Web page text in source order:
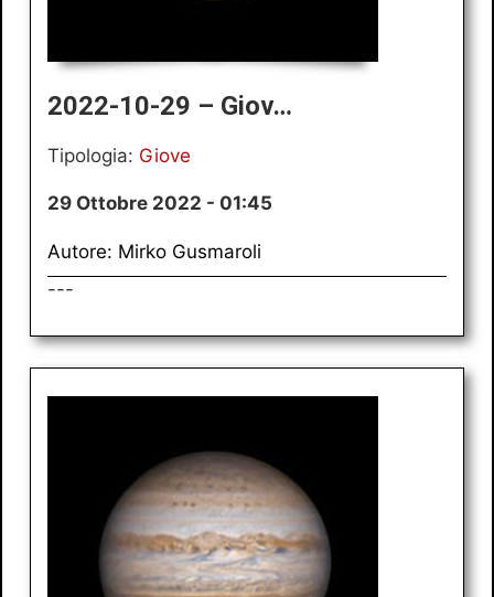
2022-10-29 – Giov…
Tipologia: Giove
29 Ottobre 2022 - 01:45
Autore: Mirko Gusmaroli
---